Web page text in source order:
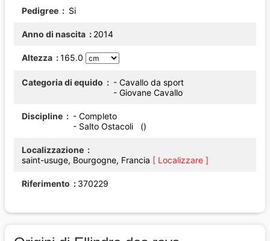
Pedigree Si
Anno di nascita 2014
Altezza 165.0
Categoria di equido
- Cavallo da sport
- Giovane Cavallo
Discipline
- Completo
- Salto Ostacoli ()
Localizzazione
saint-usuge, Bourgogne, Francia [ Localizzare ]
Riferimento 370229